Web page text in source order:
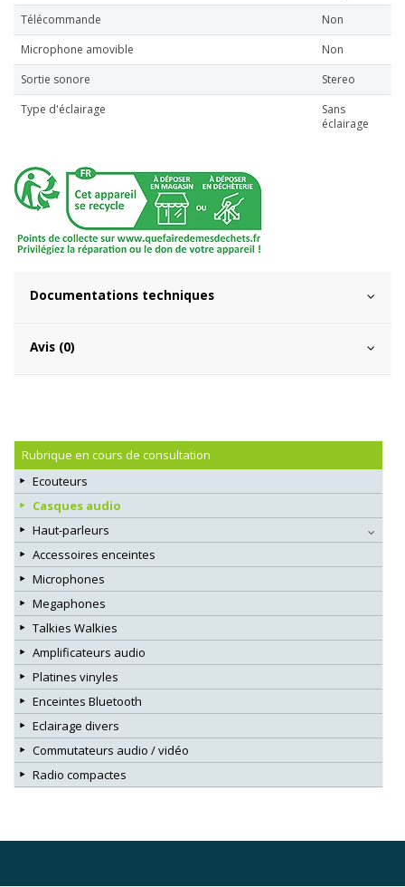
Télécommande
Non
Microphone amovible
Non
Sortie sonore
Stereo
Type d'éclairage
Sans
éclairage
Documentations techniques
Avis (0)
Rubrique en cours de consultation
Ecouteurs
Casques audio
Haut-parleurs
Accessoires enceintes
Microphones
Megaphones
Talkies Walkies
Amplificateurs audio
Platines vinyles
Enceintes Bluetooth
Eclairage divers
Commutateurs audio / vidéo
Radio compactes